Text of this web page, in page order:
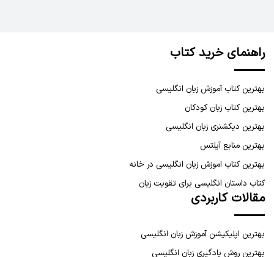
راهنمای خرید کتاب
بهترین کتاب آموزش زبان انگلیسی
بهترین کتاب زبان کودکان
بهترین دیکشنری زبان انگلیسی
بهترین منابع آیلتس
بهترین کتاب اموزش زبان انگلیسی در خانه
کتاب داستان انگلیسی برای تقویت زبان
مقالات کاربردی
بهترین اپلیکیشن آموزش زبان انگلیسی
بهترین روش یادگیری زبان انگلیسی